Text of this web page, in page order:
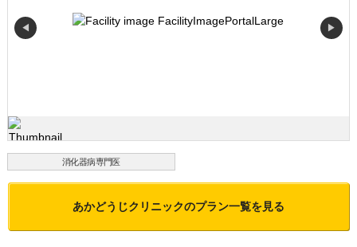
◀ ▶
消化器病専門医
あかどうじクリニックのプラン一覧を見る